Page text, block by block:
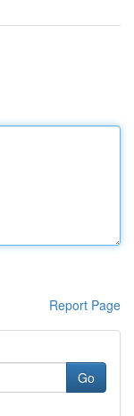
Report Page
Go